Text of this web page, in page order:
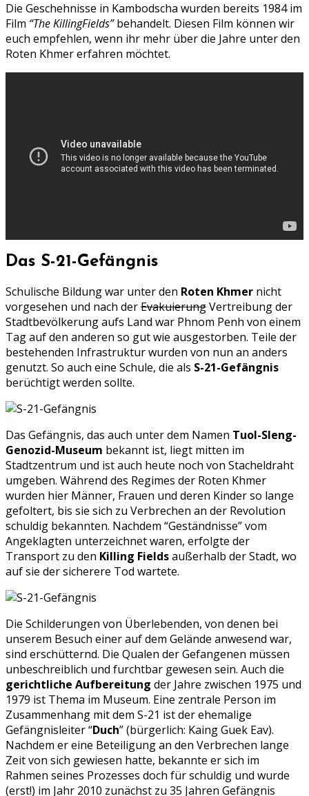
Die Geschehnisse in Kambodscha wurden bereits 1984 im
Film “The KillingFields”behandelt. Diesen Film können wir
euch empfehlen, wenn ihr mehr über die Jahre unter den
Roten Khmer erfahren möchtet.
Das S-21-Gefängnis
Schulische Bildung war unter den Roten Khmer nicht
vorgesehen und nach derEvakuierungVertreibung der
Stadtbevölkerung aufs Land war Phnom Penh von einem
Tag auf den anderen so gut wie ausgestorben. Teile der
bestehenden Infrastruktur wurden von nun an anders
genutzt. So auch eine Schule, die als S-21-Gefängnis
berüchtigt werden sollte.
Das Gefängnis, das auch unter dem Namen Tuol-Sleng-
Genozid-Museum bekannt ist, liegt mitten im
Stadtzentrum und ist auch heute noch von Stacheldraht
umgeben. Während des Regimes der Roten Khmer
wurden hier Männer, Frauen und deren Kinder so lange
gefoltert, bis sie sich zu Verbrechen an der Revolution
schuldig bekannten. Nachdem “Geständnisse” vom
Angeklagten unterzeichnet waren, erfolgte der
Transport zu den Killing Fieldsaußerhalb der Stadt, wo
auf sie der sicherere Tod wartete.
Die Schilderungen von Überlebenden, von denen bei
unserem Besuch einer auf dem Gelände anwesend war,
sind erschütternd. Die Qualen der Gefangenen müssen
unbeschreiblich und furchtbar gewesen sein. Auch die
gerichtliche Aufbereitung der Jahre zwischen 1975 und
1979 ist Thema im Museum. Eine zentrale Person im
Zusammenhang mit dem S-21 ist der ehemalige
Gefängnisleiter “Duch” (bürgerlich: Kaing Guek Eav).
Nachdem er eine Beteiligung an den Verbrechen lange
Zeit von sich gewiesen hatte, bekannte er sich im
Rahmen seines Prozesses doch für schuldig und wurde
(erst!) im Jahr 2010 zunächst zu 35 Jahren Gefängnis